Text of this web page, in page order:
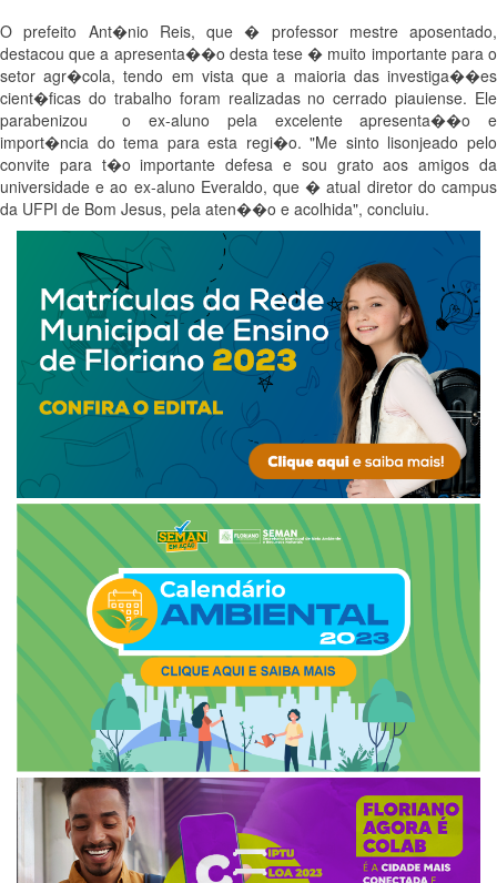
O prefeito Ant�nio Reis, que � professor mestre aposentado,
destacou que a apresenta��o desta tese � muito importante para o
setor agr�cola, tendo em vista que a maioria das investiga��es
cient�ficas do trabalho foram realizadas no cerrado piauiense. Ele
parabenizou o ex-aluno pela excelente apresenta��o e
import�ncia do tema para esta regi�o. "Me sinto lisonjeado pelo
convite para t�o importante defesa e sou grato aos amigos da
universidade e ao ex-aluno Everaldo, que � atual diretor do campus
da UFPI de Bom Jesus, pela aten��o e acolhida", concluiu.